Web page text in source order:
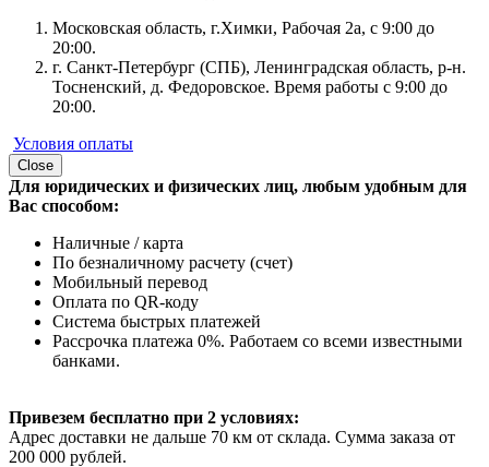
Московская область, г.Химки, Рабочая 2а, с 9:00 до
20:00.
г. Санкт-Петербург (СПБ), Ленинградская область, р-н.
Тосненский, д. Федоровское. Время работы с 9:00 до
20:00.
Условия оплаты
Close
Для юридических и физических лиц, любым удобным для
Вас способом:
Наличные / карта
По безналичному расчету (счет)
Мобильный перевод
Оплата по QR-коду
Система быстрых платежей
Рассрочка платежа 0%. Работаем со всеми известными
банками.
Привезем бесплатно при 2 условиях:
Адрес доставки не дальше 70 км от склада. Сумма заказа от
200 000 рублей.